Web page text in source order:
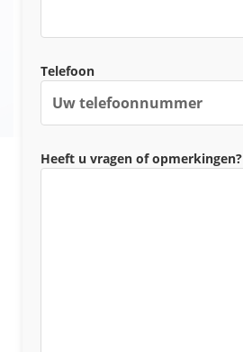
Telefoon
Heeft u vragen of opmerkingen?